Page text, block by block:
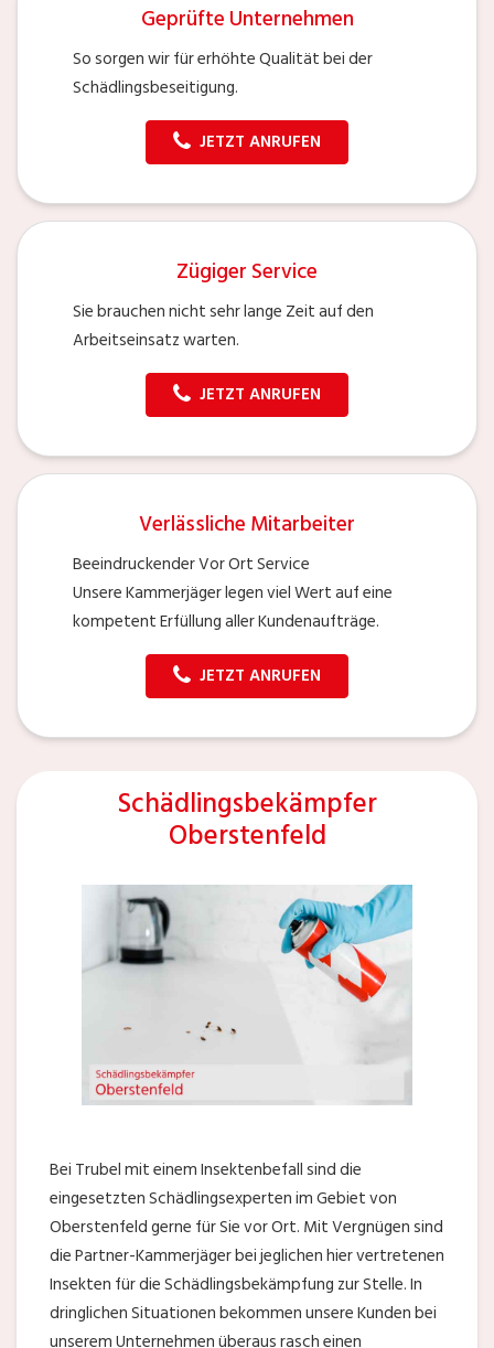
Geprüfte Unternehmen
So sorgen wir für erhöhte Qualität bei der
Schädlingsbeseitigung.
JETZT ANRUFEN
Zügiger Service
Sie brauchen nicht sehr lange Zeit auf den
Arbeitseinsatz warten.
JETZT ANRUFEN
Verlässliche Mitarbeiter
Beeindruckender Vor Ort Service
Unsere Kammerjäger legen viel Wert auf eine
kompetent Erfüllung aller Kundenaufträge.
JETZT ANRUFEN
Schädlingsbekämpfer
Oberstenfeld
Bei Trubel mit einem Insektenbefall sind die
eingesetzten Schädlingsexperten im Gebiet von
Oberstenfeld gerne für Sie vor Ort. Mit Vergnügen sind
die Partner-Kammerjäger bei jeglichen hier vertretenen
Insekten für die Schädlingsbekämpfung zur Stelle. In
dringlichen Situationen bekommen unsere Kunden bei
unserem Unternehmen überaus rasch einen